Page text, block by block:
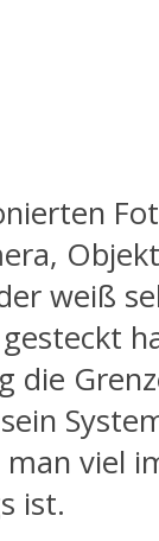
weiß
die
man viel
ist.